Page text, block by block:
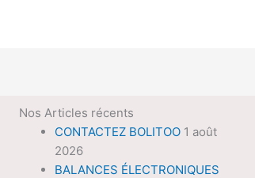
Nos Articles récents
CONTACTEZ BOLITOO 1 août
2026
BALANCES ÉLECTRONIQUES